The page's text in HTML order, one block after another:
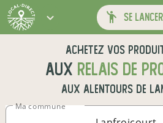
se
Achetez vos
aux relais de
aux alentours de
Ma commune